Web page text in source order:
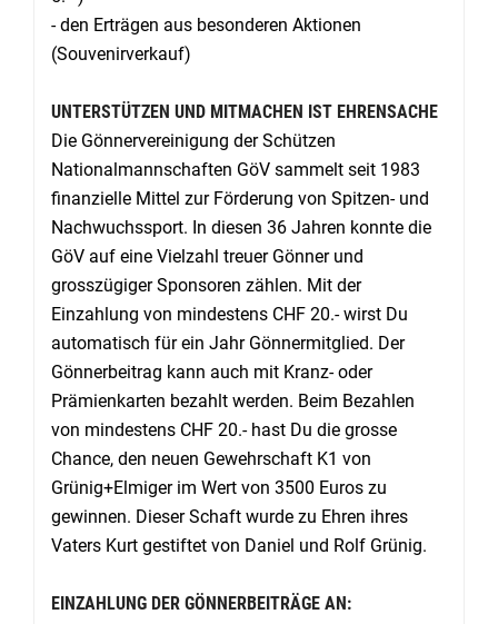
- den Erträgen aus besonderen Aktionen
(Souvenirverkauf)
UNTERSTÜTZEN UND MITMACHEN IST EHRENSACHE
Die Gönnervereinigung der Schützen
Nationalmannschaften GöV sammelt seit 1983
finanzielle Mittel zur Förderung von Spitzen- und
Nachwuchssport. In diesen 36 Jahren konnte die
GöV auf eine Vielzahl treuer Gönner und
grosszügiger Sponsoren zählen. Mit der
Einzahlung von mindestens CHF 20.- wirst Du
automatisch für ein Jahr Gönnermitglied. Der
Gönnerbeitrag kann auch mit Kranz- oder
Prämienkarten bezahlt werden. Beim Bezahlen
von mindestens CHF 20.- hast Du die grosse
Chance, den neuen Gewehrschaft K1 von
Grünig+Elmiger im Wert von 3500 Euros zu
gewinnen. Dieser Schaft wurde zu Ehren ihres
Vaters Kurt gestiftet von Daniel und Rolf Grünig.
EINZAHLUNG DER GÖNNERBEITRÄGE AN: